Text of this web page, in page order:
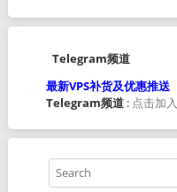
Telegram频道
最新VPS补货及优惠推送
Telegram频道: 点击加入